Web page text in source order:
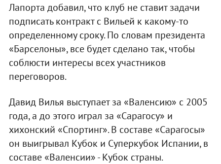
Лапорта добавил, что клуб не ставит задачи
подписать контракт с Вильей к какому-то
определенному сроку. По словам президента
«Барселоны», все будет сделано так, чтобы
соблюсти интересы всех участников
переговоров.
Давид Вилья выступает за «Валенсию» с 2005
года, а до этого играл за «Сарагосу» и
хихонский «Спортинг». В составе «Сарагосы»
он выигрывал Кубок и Суперкубок Испании, в
составе «Валенсии» - Кубок страны.